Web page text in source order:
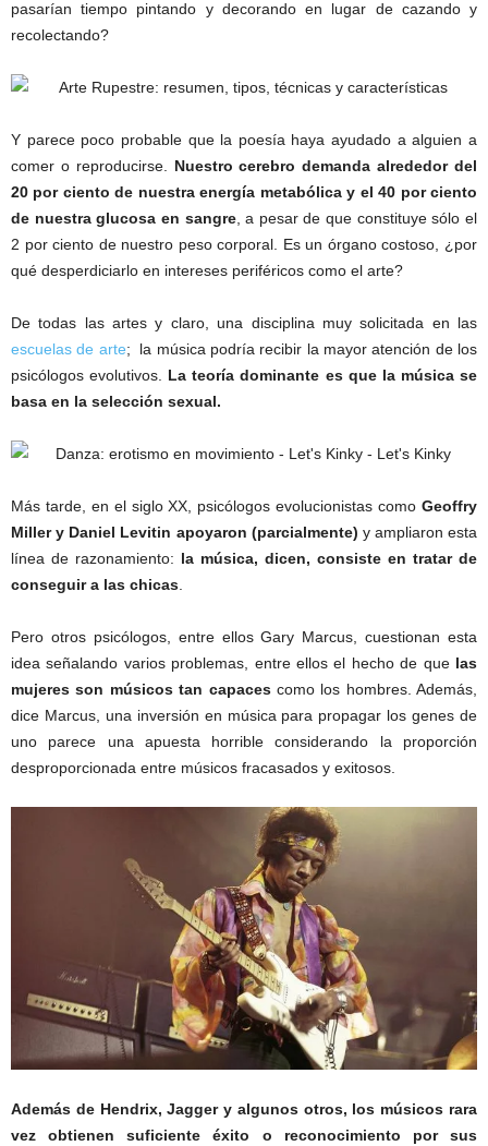
pasarían tiempo pintando y decorando en lugar de cazando y
recolectando?
Y parece poco probable que la poesía haya ayudado a alguien a
comer o reproducirse. Nuestro cerebro demanda alrededor del
20 por ciento de nuestra energía metabólica y el 40 por ciento
de nuestra glucosa en sangre, a pesar de que constituye sólo el
2 por ciento de nuestro peso corporal. Es un órgano costoso, ¿por
qué desperdiciarlo en intereses periféricos como el arte?
De todas las artes y claro, una disciplina muy solicitada en las
escuelas de arte; la música podría recibir la mayor atención de los
psicólogos evolutivos. La teoría dominante es que la música se
basa en la selección sexual.
Más tarde, en el siglo XX, psicólogos evolucionistas como Geoffry
Miller y Daniel Levitin apoyaron (parcialmente) y ampliaron esta
línea de razonamiento: la música, dicen, consiste en tratar de
conseguir a las chicas
Pero otros psicólogos, entre ellos Gary Marcus, cuestionan esta
idea señalando varios problemas, entre ellos el hecho de que las
mujeres son músicos tan capacescomo los hombres. Además,
dice Marcus, una inversión en música para propagar los genes de
uno parece una apuesta horrible considerando la proporción
desproporcionada entre músicos fracasados y exitosos.
Además de Hendrix, Jagger y algunos otros, los músicos rara
vez obtienen suficiente éxito o reconocimiento por sus